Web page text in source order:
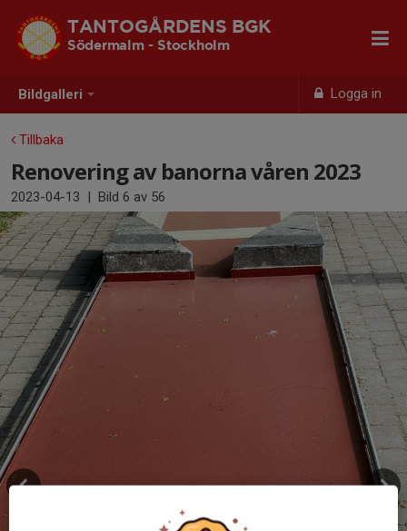
Bildgalleri Logga in
TANTOGÅRDENS BGK
Södermalm - Stockholm
Tillbaka
Renovering av banorna våren 2023
2023-04-13 | Bild 6 av 56